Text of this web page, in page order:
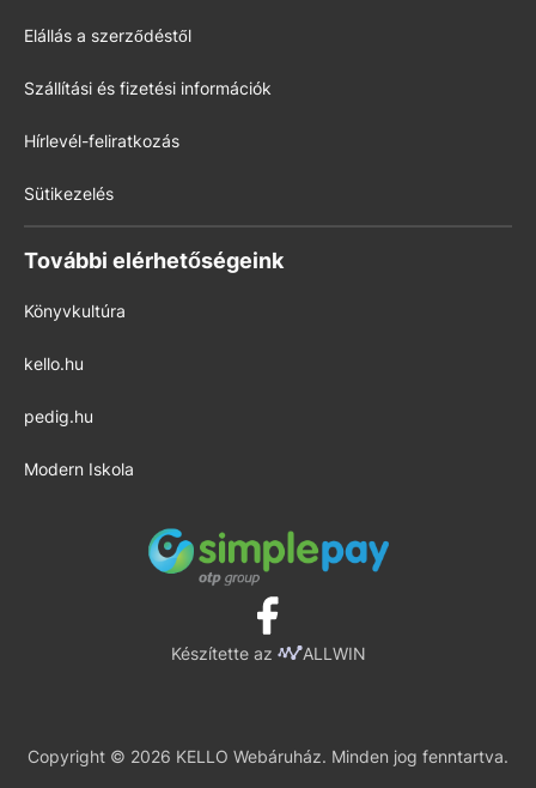
Elállás a szerződéstől
Szállítási és fizetési információk
Hírlevél-feliratkozás
Sütikezelés
További elérhetőségeink
Könyvkultúra
kello.hu
pedig.hu
Modern Iskola
Készítette az ALLWIN
Copyright © 2026 KELLO Webáruház. Minden jog fenntartva.